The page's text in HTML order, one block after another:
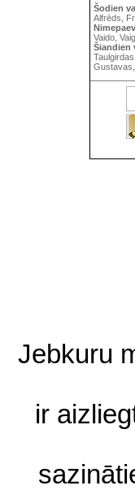
Šodien
Alfrēds,
Vaido,
Šiandien
Jebkuru
ir